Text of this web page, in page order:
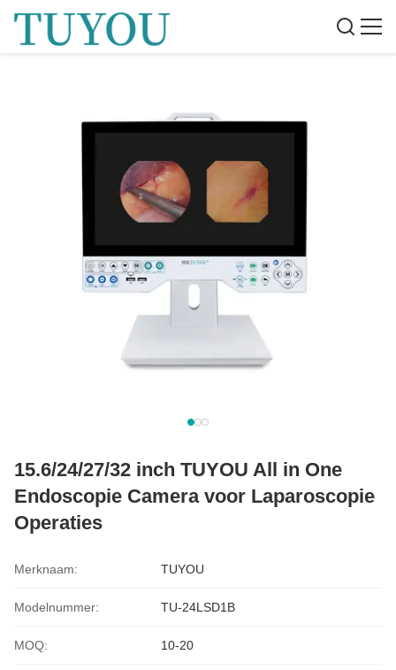
15.6/24/27/32 inch TUYOU All in One
Endoscopie Camera voor Laparoscopie
Operaties
Merknaam: TUYOU
Modelnummer: TU-24LSD1B
MOQ: 10-20